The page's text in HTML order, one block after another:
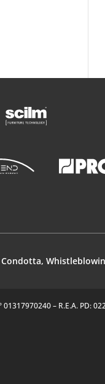
– R.E.A. PD: